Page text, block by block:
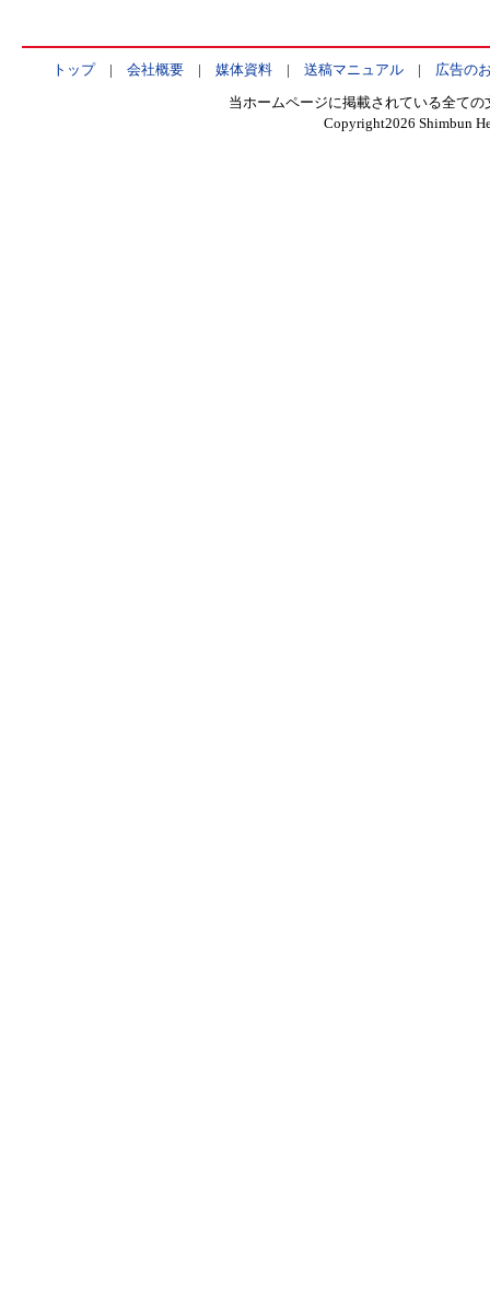
トップ| 会社概要| 媒体資料| 送稿マニュアル| 広告の
当ホームページに掲載されている全て
Copyright2026 Shimbun